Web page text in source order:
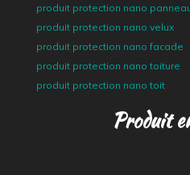
produit protection nano
produit protection nano velux
produit protection nano facade
produit protection nano toiture
produit protection nano toit
Produit